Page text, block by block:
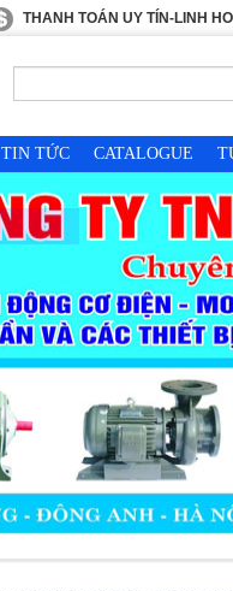
THANH TOÁN UY TÍN-LINH
TIN TỨC CATALOGUE